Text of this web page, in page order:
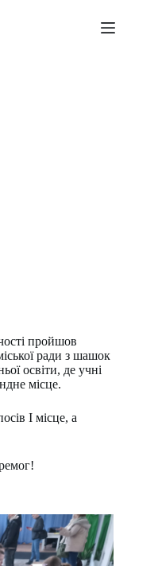
пройшов
ради з шашок
освіти, де учні
місце.
I місце, а